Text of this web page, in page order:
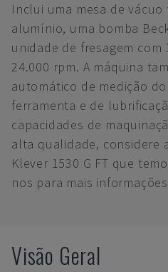
Inclui uma mesa de
alumínio, uma bomba
unidade de fresagem com
24.000 rpm. A máquina
automático de medição
ferramenta e de
capacidades de
alta qualidade, considere
Klever 1530 G FT que
nos para mais
Visão Geral